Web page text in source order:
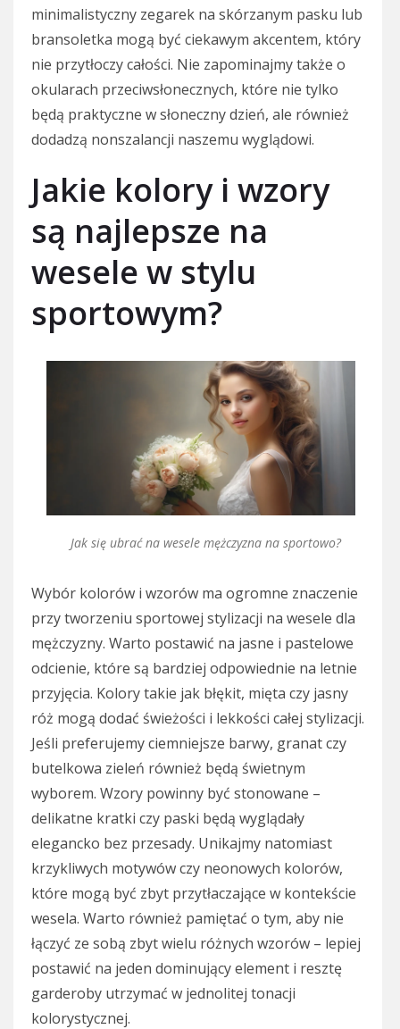
minimalistyczny zegarek na skórzanym pasku lub
bransoletka mogą być ciekawym akcentem, który
nie przytłoczy całości. Nie zapominajmy także o
okularach przeciwsłonecznych, które nie tylko
będą praktyczne w słoneczny dzień, ale również
dodadzą nonszalancji naszemu wyglądowi.
Jakie kolory i wzory
są najlepsze na
wesele w stylu
sportowym?
Jak się ubrać na wesele mężczyzna na sportowo?
Wybór kolorów i wzorów ma ogromne znaczenie
przy tworzeniu sportowej stylizacji na wesele dla
mężczyzny. Warto postawić na jasne i pastelowe
odcienie, które są bardziej odpowiednie na letnie
przyjęcia. Kolory takie jak błękit, mięta czy jasny
róż mogą dodać świeżości i lekkości całej stylizacji.
Jeśli preferujemy ciemniejsze barwy, granat czy
butelkowa zieleń również będą świetnym
wyborem. Wzory powinny być stonowane –
delikatne kratki czy paski będą wyglądały
elegancko bez przesady. Unikajmy natomiast
krzykliwych motywów czy neonowych kolorów,
które mogą być zbyt przytłaczające w kontekście
wesela. Warto również pamiętać o tym, aby nie
łączyć ze sobą zbyt wielu różnych wzorów – lepiej
postawić na jeden dominujący element i resztę
garderoby utrzymać w jednolitej tonacji
kolorystycznej.